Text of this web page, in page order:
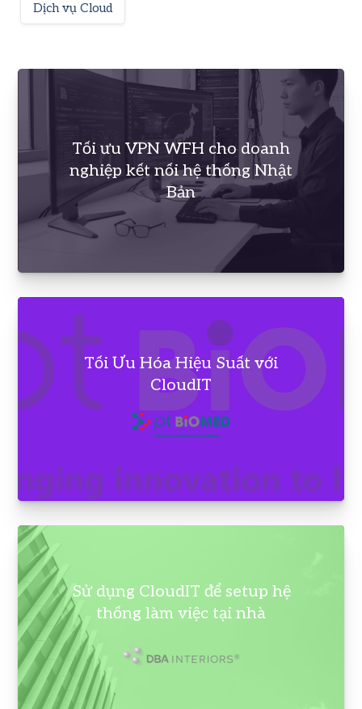
Dịch vụ Cloud
Tối ưu VPN WFH cho doanh
nghiệp kết nối hệ thống Nhật
Bản
Tối Ưu Hóa Hiệu Suất với
CloudIT
Sử dụng CloudIT để setup hệ
thống làm việc tại nhà